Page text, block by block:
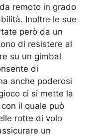
remoto in grado
Inoltre le sue
però da un
di resistere al
su un gimbal
di
anche poderosi
ci si mette la
il quale può
rotte di volo
un